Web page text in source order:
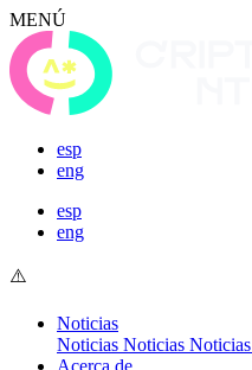
MENÚ
esp
eng
esp
eng
Noticias
Noticias Noticias Noticias
Acerca de